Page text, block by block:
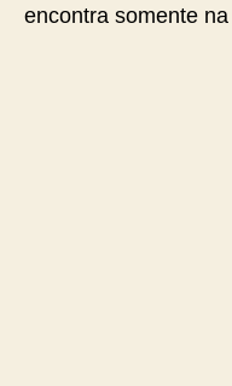
encontra somente na